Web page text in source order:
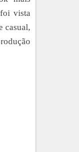
vista
casual,